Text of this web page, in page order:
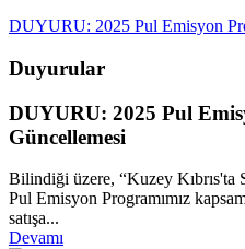
DUYURU: 2025 Pul Emisyon
Duyurular
DUYURU: 2025 Pul
Güncellemesi
Bilindiği üzere, “Kuzey Kıbrıs'ta
Pul Emisyon Programımız
satışa...
Devamı